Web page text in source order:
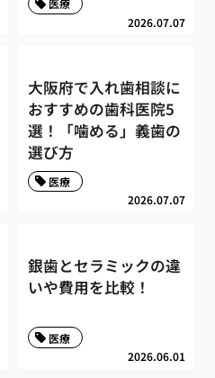
2026.07.07
医療
大阪府で入れ歯相談に
おすすめの歯科医院5
選！「噛める」義歯の
選び方
2026.07.07
医療
銀歯とセラミックの違
いや費用を比較！
2026.06.01
医療